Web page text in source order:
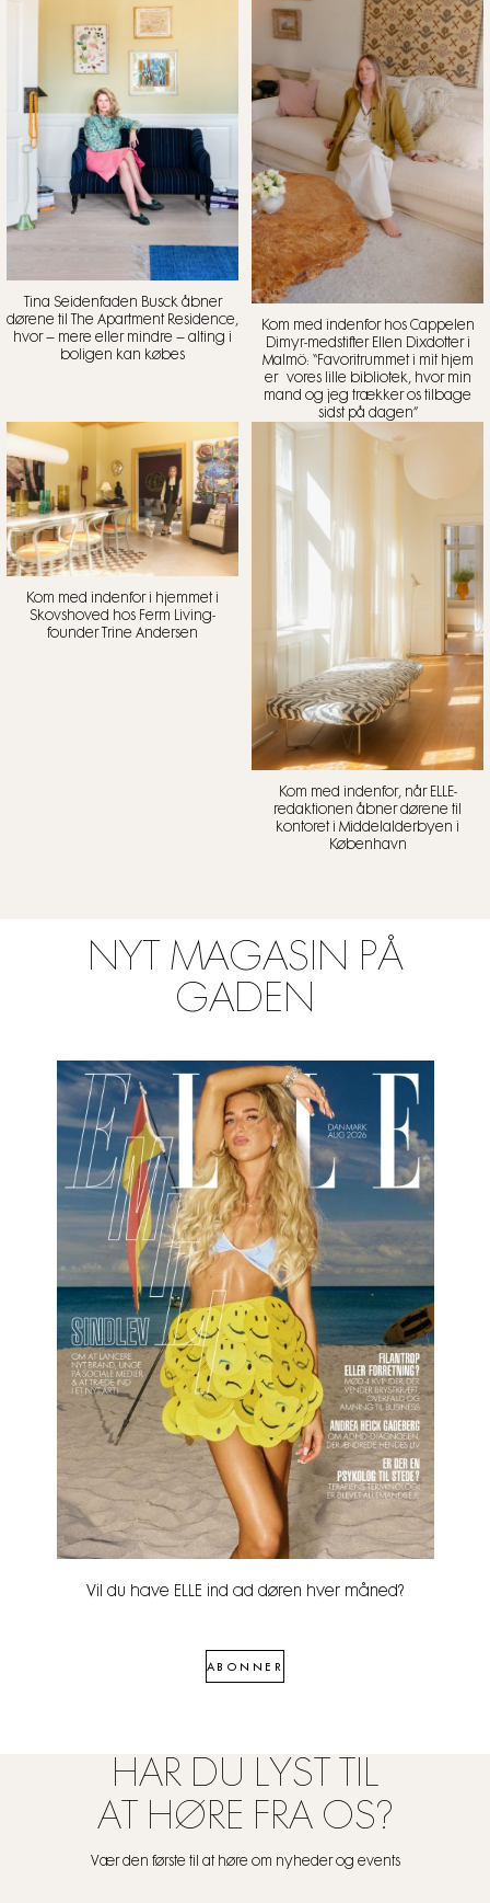
Tina Seidenfaden Busck åbner
dørene til The Apartment Residence,
hvor – mere eller mindre – alting i
boligen kan købes
Kom med indenfor hos Cappelen
Dimyr-medstifter Ellen Dixdotter i
Malmö: “Favoritrummet i mit hjem
er vores lille bibliotek, hvor min
mand og jeg trækker os tilbage
sidst på dagen”
Kom med indenfor i hjemmet i
Skovshoved hos Ferm Living-
founder Trine Andersen
Kom med indenfor, når ELLE-
redaktionen åbner dørene til
kontoret i Middelalderbyen i
København
NYT MAGASIN PÅ
GADEN
Vil du have ELLE ind ad døren hver måned?
ABONNER
HAR DU LYST TIL
AT HØRE FRA OS?
Vær den første til at høre om nyheder og events